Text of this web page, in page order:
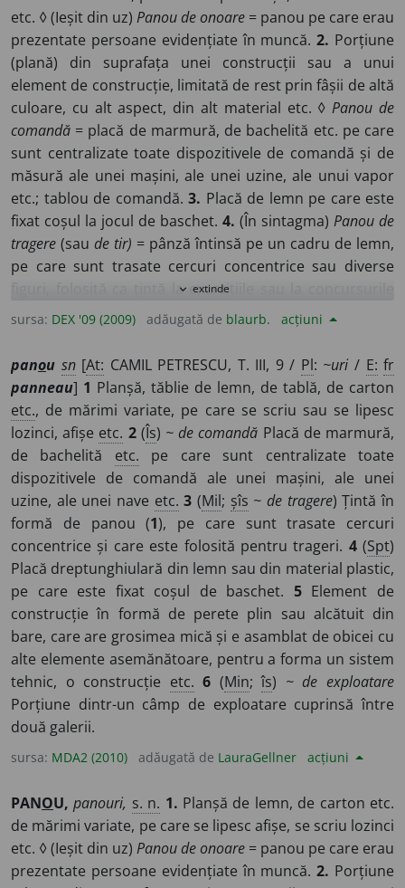
etc. ◊ (Ieșit din uz) Panou de onoare = panou pe care erau
prezentate persoane evidențiate în muncă.2. Porțiune
(plană) din suprafața unei construcții sau a unui
element de construcție, limitată de rest prin fâșii de altă
culoare, cu alt aspect, din alt material etc. ◊Panou de
comandă = placă de marmură, de bachelită etc. pe care
sunt centralizate toate dispozitivele de comandă și de
măsură ale unei mașini, ale unei uzine, ale unui vapor
etc.; tablou de comandă. 3. Placă de lemn pe care este
fixat coșul la jocul de baschet. 4. (În sintagma) Panou de
tragere (sau de tir) = pânză întinsă pe un cadru de lemn,
pe care sunt trasate cercuri concentrice sau diverse
figuri, folosită ca țintă la exercițiile sau la concursurile
de tragere.5.Element de construcție în formă de
raport cu celelalte dimensiuni, folosit la căptușirea unor
elemente de construcție, la susținerea unor aparate, la
asamblarea cu alte elemente asemănătoare pentru a
forma o piesă, un dispozitiv, o construcție, un sistem
tehnic etc. – Dinfr. panneau.
expand_more extinde
sursa: DEX '09 (2009) adăugată de blaurb. acțiuni
panou sn[At: CAMIL PETRESCU, T. III, 9 / Pl: ~uri / E: fr
panneau] 1 Planșă, tăblie de lemn, de tablă, de carton
etc., de mărimi variate, pe care se scriu sau se lipesc
lozinci, afișe etc. 2(Îs) ~ de comandă Placă de marmură,
de bachelită etc. pe care sunt centralizate toate
dispozitivele de comandă ale unei mașini, ale unei
uzine, ale unei nave etc. 3 (Mil; șîs ~ de tragere) Țintă în
formă de panou (1), pe care sunt trasate cercuri
concentrice și care este folosită pentru trageri. 4(Spt)
Placă dreptunghiulară din lemn sau din material plastic,
pe care este fixat coșul de baschet. 5Element de
construcție în formă de perete plin sau alcătuit din
bare, care are grosimea mică și e asamblat de obicei cu
alte elemente asemănătoare, pentru a forma un sistem
tehnic, o construcție etc. 6 (Min;îs) ~ de exploatare
Porțiune dintr-un câmp de exploatare cuprinsă între
două galerii.
sursa: MDA2 (2010) adăugată de LauraGellner acțiuni
PANOU, panouri, s. n. 1. Planșă de lemn, de carton etc.
de mărimi variate, pe care se lipesc afișe, se scriu lozinci
etc. ◊ (Ieșit din uz) Panou de onoare = panou pe care erau
prezentate persoane evidențiate în muncă.2. Porțiune